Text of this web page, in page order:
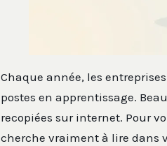
Chaque année, les
postes en apprentissage.
recopiées sur internet. Pour
cherche vraiment à lire dans